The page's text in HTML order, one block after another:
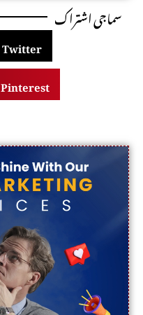
سماجی اشتراک
Twitter
Pinterest